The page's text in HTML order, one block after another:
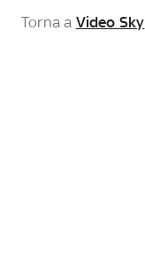
Torna a Video Sky